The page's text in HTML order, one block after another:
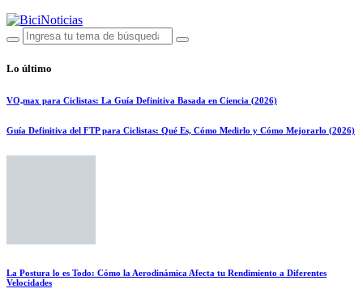
Lo último
VO₂max para Ciclistas: La Guía Definitiva Basada en Ciencia (2026)
Guía Definitiva del FTP para Ciclistas: Qué Es, Cómo Medirlo y Cómo Mejorarlo (2026)
La Postura lo es Todo: Cómo la Aerodinámica Afecta tu Rendimiento a Diferentes
Velocidades